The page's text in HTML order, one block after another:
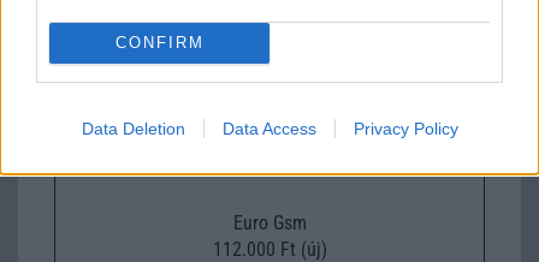
CONFIRM
Data Deletion Data Access Privacy Policy
Euro Gsm
112.000 Ft (új)